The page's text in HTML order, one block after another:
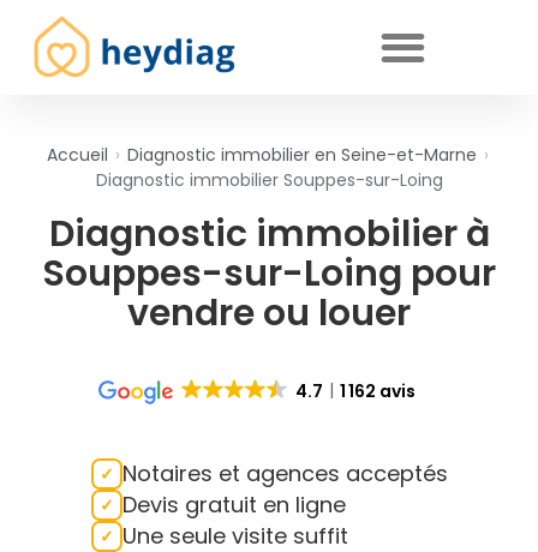
Accueil › Diagnostic immobilier en Seine-et-Marne ›
Diagnostic immobilier Souppes-sur-Loing
Diagnostic immobilier à
Souppes-sur-Loing pour
vendre ou louer
4.7 1 162 avis
Notaires et agences acceptés
Devis gratuit en ligne
Une seule visite suffit